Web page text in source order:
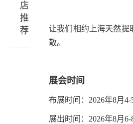
店
推
荐
让我们相约上海天然提
散。
展会时间
布展时间：2026年8月4-
展出时间：2026年8月6-